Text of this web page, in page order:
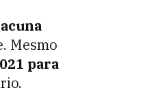
Mesmo
para